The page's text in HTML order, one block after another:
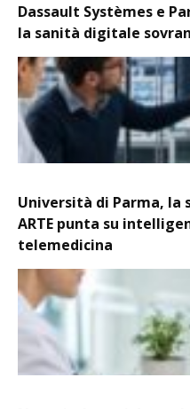
Dassault Systèmes e
la sanità digitale
Università di Parma, la
ARTE punta su
telemedicina